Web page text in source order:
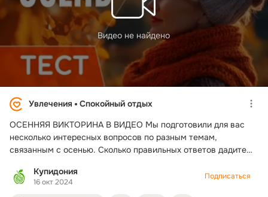
Видео не найдено
Увлечения
Спокойный отдых
ОСЕННЯЯ ВИКТОРИНА В ВИДЕО Мы подготовили для вас
несколько интересных вопросов по разным темам,
связанным с осенью. Сколько правильных ответов дадите
Купидония
16 окт 2024
Подписаться